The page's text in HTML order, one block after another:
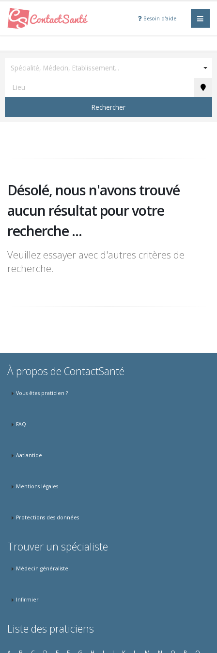
Besoin d'aide
Spécialité, Médecin, Etablissement...
Rechercher
Désolé, nous n'avons trouvé
aucun résultat pour votre
recherche ...
Veuillez essayer avec d'autres critères de
recherche.
À propos de ContactSanté
Vous êtes praticien ?
FAQ
Aatlantide
Mentions légales
Protections des données
Trouver un spécialiste
Médecin généraliste
Infirmier
Liste des praticiens